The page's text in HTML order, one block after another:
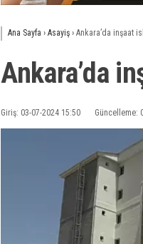
Ana Sayfa › Asayiş › Ankara’da inşaat
Ankara’da
Giriş: 03-07-2024 15:50 Güncelleme: